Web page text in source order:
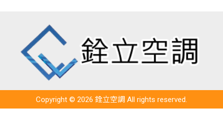
Copyright © 2026 銓立空調 All rights reserved.